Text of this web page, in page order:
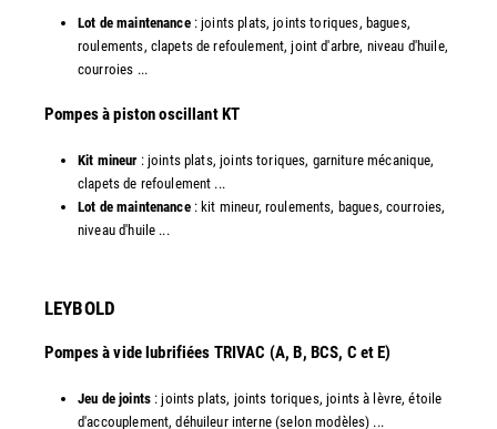
Lot de maintenance : joints plats, joints toriques, bagues,
roulements, clapets de refoulement, joint d'arbre, niveau d'huile,
courroies ...
​Pompes à piston oscillant KT
Kit mineur : joints plats, joints toriques, garniture mécanique,
clapets de refoulement ...
Lot de maintenance: kit mineur, roulements, bagues, courroies,
niveau d'huile ...​
LEYBOLD
Pompes à vide lubrifiées TRIVAC (A, B, BCS, C et E)
Jeu de joints: joints plats, joints toriques, joints à lèvre, étoile
d'accouplement, déhuileur interne (selon modèles) ...